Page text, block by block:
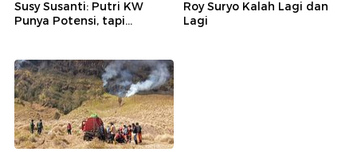
Susy Susanti: Putri KW
Punya Potensi, tapi...
Roy Suryo Kalah Lagi dan
Lagi